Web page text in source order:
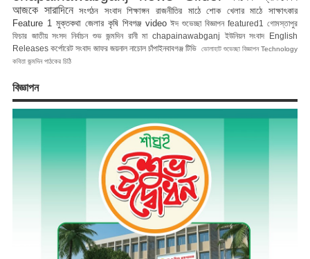
আজকে সারাদিনে সংগঠন সংবাদ শিক্ষাঙ্গন রাজনীতির মাঠে শোক খেলার মাঠে
সাক্ষাৎকার
Feature 1 মুক্তকথা জেলার কৃষি শিবগঞ্জ video ঈদ শুভেচ্ছা বিজ্ঞাপন featured1
গোমস্তাপুর
ফিচার জাতীয় সংসদ নির্বাচন শুভ জন্মদিন রানী মা chapainawabganj ইউনিয়ন সংবাদ English
Releases কর্পোরেট সংবাদ জাফর জয়নাল নাচোল চাঁপাইনবাবগঞ্জ টিভি ভোলাহাট শুভেচ্ছা বিজ্ঞাপন Technology
কবিতা জন্মদিন পাঠকের চিঠি
বিজ্ঞাপন